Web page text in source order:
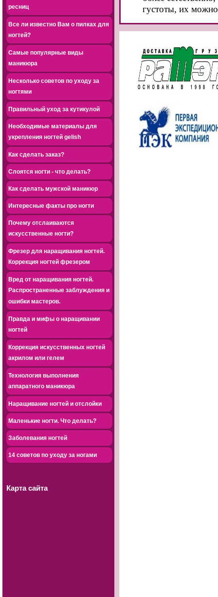
ресниц
Все ли известно Вам о пилках для
ногтей?
Самые популярные виды
маникюра
Несколько советов по уходу за
ногтями
Правильный уход за кутикулой
Необходимые материалы для
укрепления ногтей gelish
Как сделать заказ?
Слоятся ногти - что делать?
Как сделать мужской маникюр
Интересные факты про ногти
Почему отслаиваются
искусственные ногти?
Фрезер для наращивания ногтей.
Коррекция ногтей фрезером
Вред от наращивания ногтей.
Распространенные заблуждения и
ошибки мастеров.
Правда и мифы о наращивании
ногтей
Коррекция искусственных ногтей
акрилом или гелем
Технология выполнения
аппаратного маникюра
Наращивание ногтей и отслойки
Маленькие ногти. Что делать?
Заболевания ногтей
14 советов по уходу за ногами
Карта сайта
густоты, их можно